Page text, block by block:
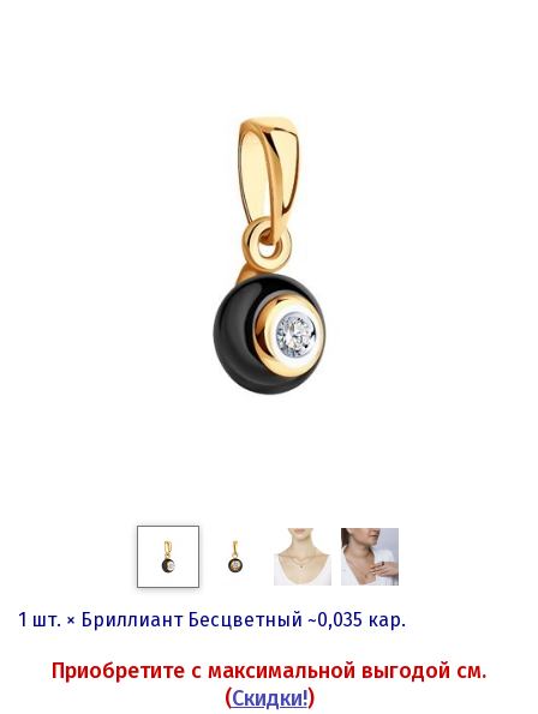
1 шт. × Бриллиант Бесцветный ~0,035 кар.
Приобретите с максимальной выгодой см.
(Скидки!)